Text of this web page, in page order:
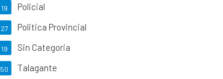
Policial
19
Politica Provincial
27
Sin Categoria
19
Talagante
50